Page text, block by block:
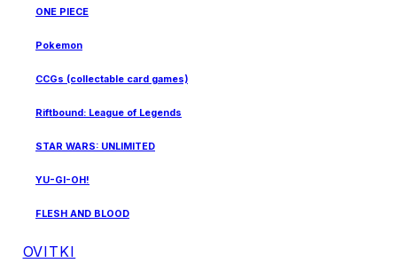
ONE PIECE
Pokemon
CCGs (collectable card games)
Riftbound: League of Legends
STAR WARS: UNLIMITED
YU-GI-OH!
FLESH AND BLOOD
OVITKI